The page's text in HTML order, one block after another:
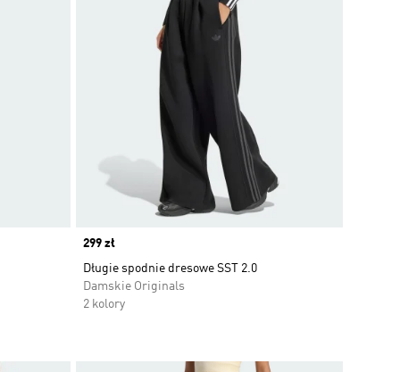
Price
299 zł
Długie spodnie dresowe SST 2.0
Damskie Originals
2 kolory